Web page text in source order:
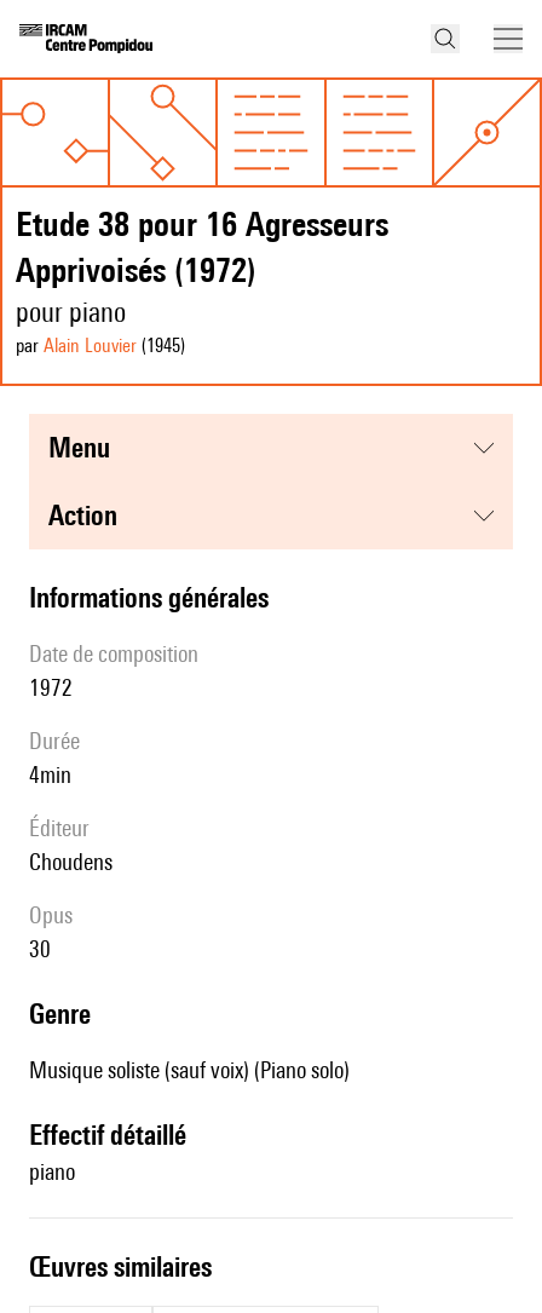
Etude 38 pour 16 Agresseurs
Apprivoisés (1972)
pour piano
par Alain Louvier (1945)
menu
action
informations générales
date de composition
1972
durée
4min
éditeur
Choudens
Opus
30
genre
Musique soliste (sauf voix) (Piano solo)
effectif détaillé
piano
œuvres similaires